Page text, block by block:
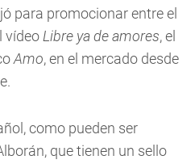
para promocionar entre el
vídeo Libre ya de amores, el
Amo, en el mercado desde
como pueden ser
que tienen un sello